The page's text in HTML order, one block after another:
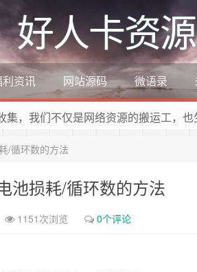
好人卡资
利资讯 网站源码 微语录
，我们不仅是网络资源的搬运工，
/循环数的方法
池损耗/循环数的方法
1151次浏览 0个评论